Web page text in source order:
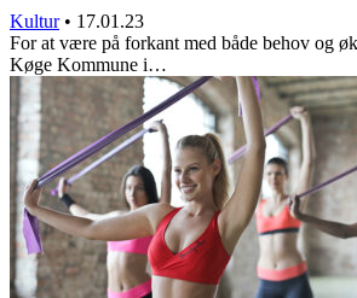
Kultur • 17.01.23
For at være på forkant med både behov og
Køge Kommune i…